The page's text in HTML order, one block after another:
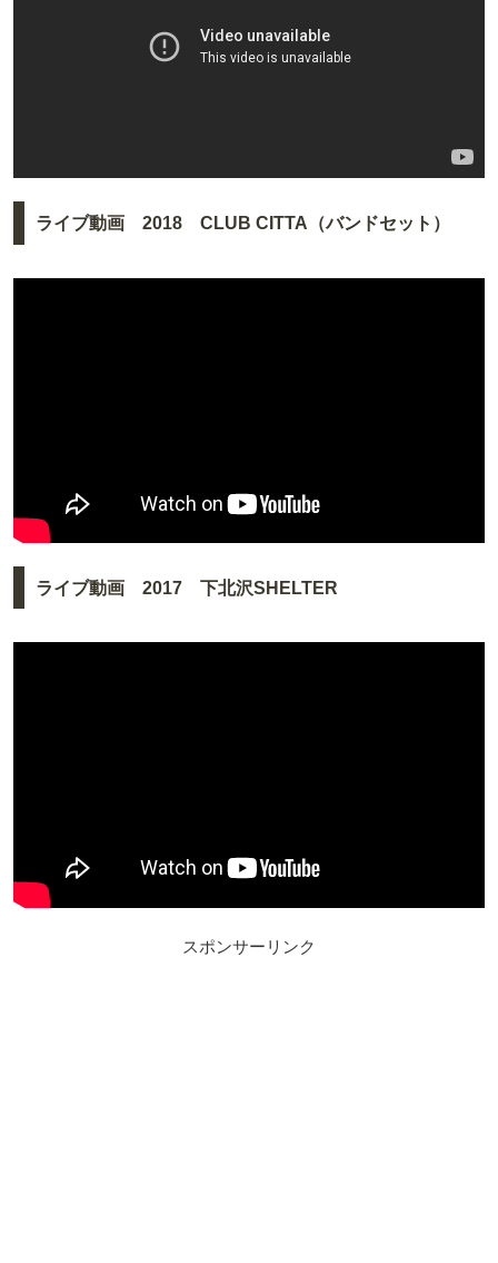
ライブ動画 2018 CLUB CITTA（バンドセット）
ライブ動画 2017 下北沢SHELTER
スポンサーリンク